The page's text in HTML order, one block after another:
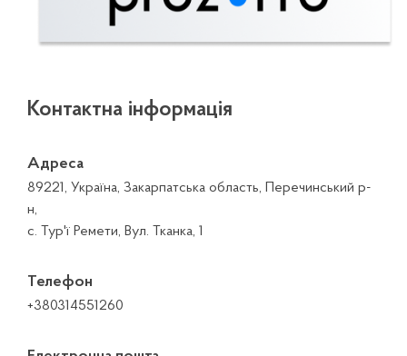
Контактна інформація
Адреса
89221, Україна, Закарпатська область, Перечинський р-
н,
с. Тур'ї Ремети, Вул. Тканка, 1
Телефон
+380314551260